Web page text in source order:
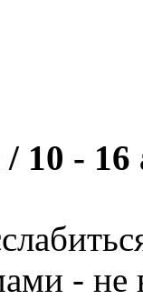
10 - 16
- не